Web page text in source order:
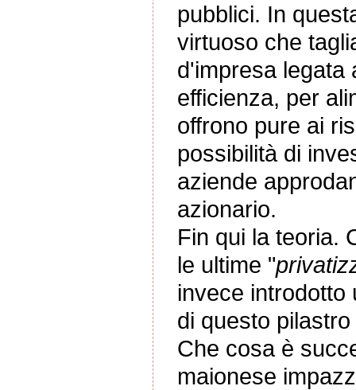
pubblici. In
virtuoso che
d'impresa legata
efficienza, per
offrono pure ai
possibilità di
aziende
azionario.
Fin qui la teoria.
le ultime "
invece introdotto
di questo
Che cosa è
maionese